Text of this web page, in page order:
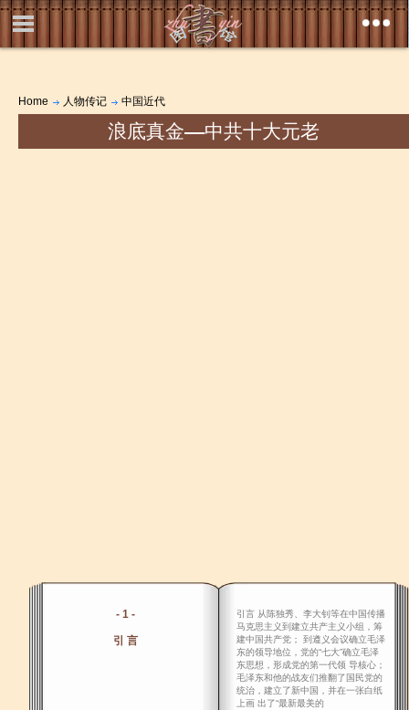
Home 人物传记 中国近代
浪底真金――中共十大元老
- 1 -
引 言
引言 从陈独秀、李大钊等在中国传播
马克思主义到建立共产主义小组，筹
建中国共产党； 到遵义会议确立毛泽
东的领导地位，党的“七大”确立毛泽
东思想，形成党的第一代领 导核心；
毛泽东和他的战友们推翻了国民党的
统治，建立了新中国，并在一张白纸
上画 出了“最新最美的